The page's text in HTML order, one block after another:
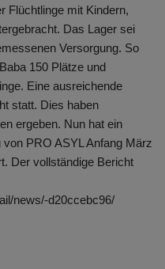
Flüchtlinge mit Kindern,
Das Lager sei
Versorgung. So
150 Plätze und
Eine ausreichende
statt. Dies haben
ergeben. Nun hat ein
PRO ASYL Anfang März
Der vollständige Bericht
news/-d20ccebc96/